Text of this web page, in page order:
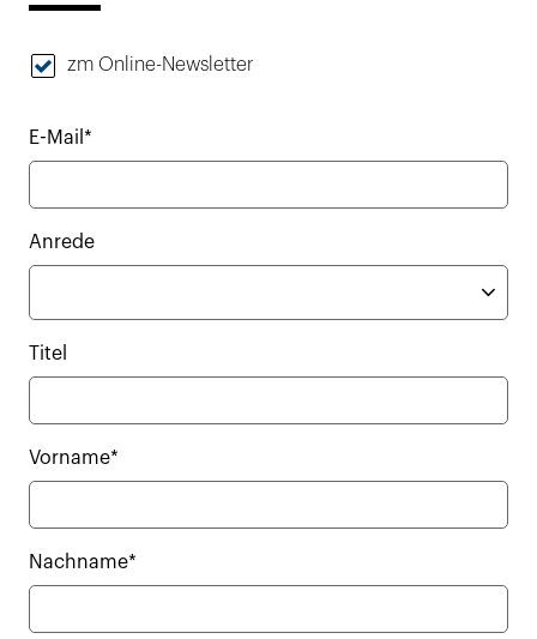
zm Online-Newsletter
E-Mail*
Anrede
Titel
Vorname*
Nachname*